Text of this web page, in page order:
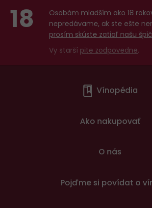
18
Osobám mladším ako 18
nepredávame, ak ste ešte
prosím skúste zatiaľ našu
Vy starší pite zodpovedne.
Vínopédia
Ako nakupovať
O nás
Pojďme si povídat o